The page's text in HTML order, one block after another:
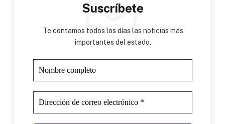
Suscríbete
Te contamos todos los días las noticias más
importantes del estado.